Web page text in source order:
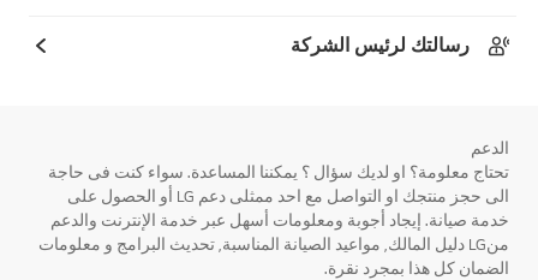
رسالتك لرئيس الشركة
الدعم
تحتاج معلومة؟ او لديك سؤال ؟ يمكننا المساعدة. سواء كنت فى حاجة
الى حجز منتجك او التواصل مع احد ممثلى دعم LG أو الحصول على
خدمة صيانة. إيجاد أجوبة ومعلومات أسهل عبر خدمة الإنترنت والدعم
منLG دليل المالك, مواعيد الصيانة المناسبة, تحديث البرامج و معلومات
الضمان كل هذا بمجرد نقرة.